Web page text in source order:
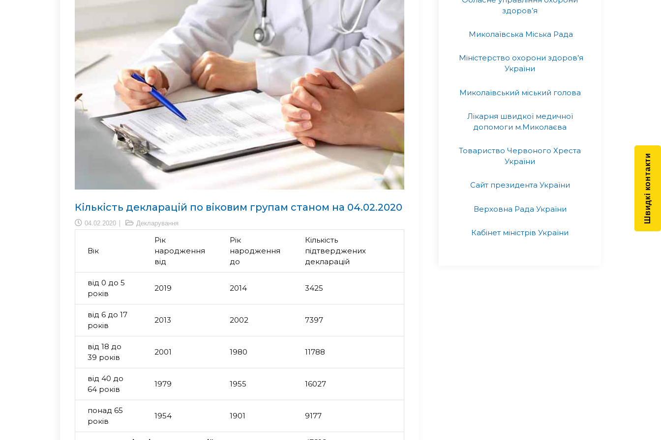
Кількість декларацій по віковим групам станом на 04.02.2020
04.02.2020 Декларування
Вік
Рік
народження
від
Рік
народження
до
Кількість
підтверджених
декларацій
від 0 до 5
років
2019 2014 3425
від 6 до 17
років
2013 2002 7397
від 18 до
39 років
2001 1980 11788
від 40 до
64 років
1979 1955 16027
понад 65
років
1954 1901 9177
здоров’я
Миколаївська Міська Рада
Міністерство охорони здоров’я
України
Миколаївський міський голова
Лікарня швидкої медичної
допомоги м.Миколаєва
Товариство Червоного Хреста
України
Сайт президента України
Верховна Рада України
Кабінет міністрів України
Швидкі контакти